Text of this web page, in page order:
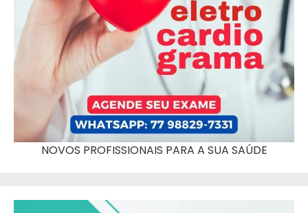
NOVOS PROFISSIONAIS PARA A SUA SAÚDE